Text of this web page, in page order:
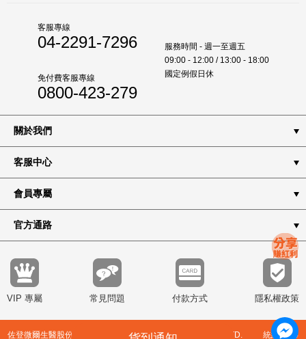
客服專線
04-2291-7296
免付費客服專線
0800-423-279
服務時間 - 週一至週五
09:00 - 12:00 / 13:00 - 18:00
國定例假日休
關於我們
客服中心
會員專屬
官方通路
VIP 專屬 常見問題 付款方式 隱私權政策
佐登微爾生醫股份有限公司 JOURDENWELL BIOMED CO., LTD. 統編8344